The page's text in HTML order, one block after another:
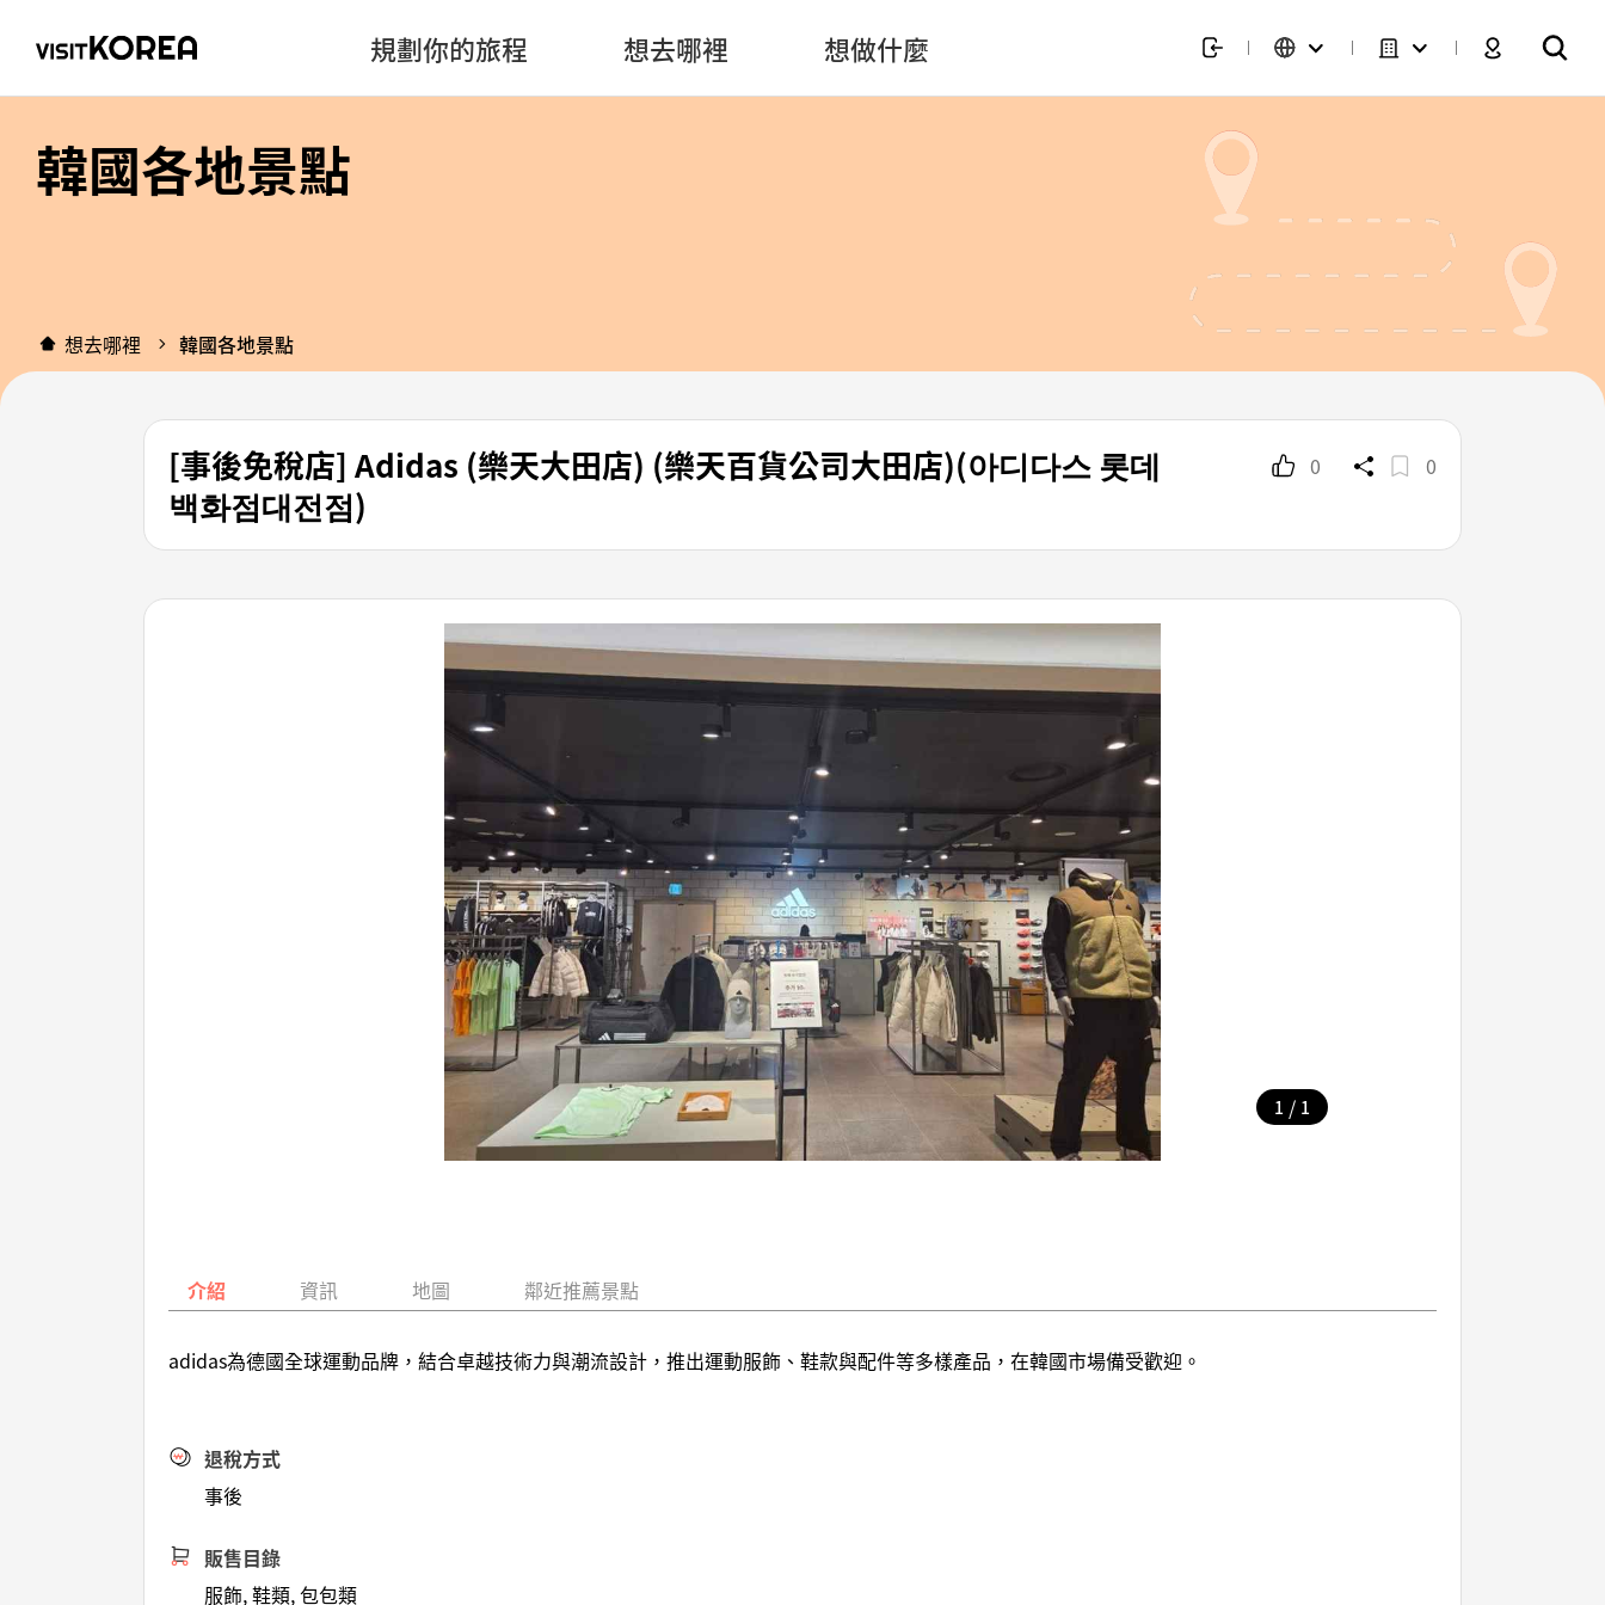
規劃你的旅程 想去哪裡 想做什麼
韓國各地景點
想去哪裡 韓國各地景點
[事後免稅店] Adidas (樂天大田店) (樂天百貨公司大田店)(아디다스 롯데
백화점대전점)
0 0
1 / 1
介紹 資訊 地圖 鄰近推薦景點
adidas為德國全球運動品牌，結合卓越技術力與潮流設計，推出運動服飾、鞋款與配件等多樣產品，在韓國市場備受歡迎。
退稅方式
事後
販售目錄
服飾, 鞋類, 包包類